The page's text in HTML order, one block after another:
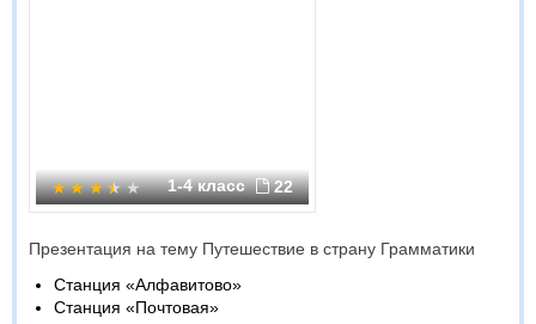
1-4 класс 22
Презентация на тему Путешествие в страну Грамматики
Станция «Алфавитово»
Станция «Почтовая»